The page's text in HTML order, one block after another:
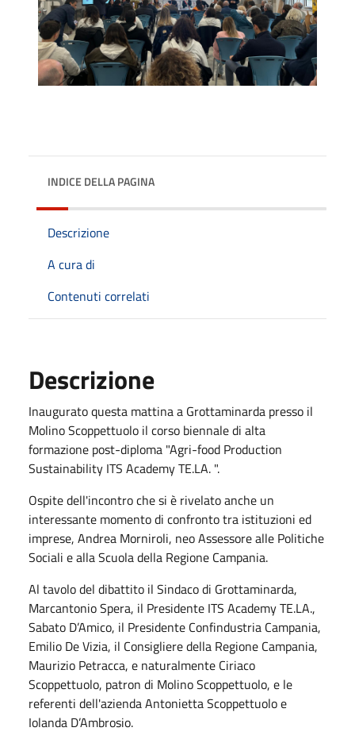
INDICE DELLA PAGINA
Descrizione
A cura di
Contenuti correlati
Descrizione
Inaugurato questa mattina a Grottaminarda presso il
Molino Scoppettuolo il corso biennale di alta
formazione post-diploma "Agri-food Production
Sustainability ITS Academy TE.LA. ".
Ospite dell'incontro che si è rivelato anche un
interessante momento di confronto tra istituzioni ed
imprese, Andrea Morniroli, neo Assessore alle Politiche
Sociali e alla Scuola della Regione Campania.
Al tavolo del dibattito il Sindaco di Grottaminarda,
Marcantonio Spera, il Presidente ITS Academy TE.LA.,
Sabato D’Amico, il Presidente Confindustria Campania,
Emilio De Vizia, il Consigliere della Regione Campania,
Maurizio Petracca, e naturalmente Ciriaco
Scoppettuolo, patron di Molino Scoppettuolo, e le
referenti dell'azienda Antonietta Scoppettuolo e
Iolanda D’Ambrosio.